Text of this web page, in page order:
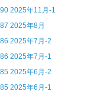
2025年11月-1
2025年8月
2025年7月-2
2025年7月-1
2025年6月-2
2025年6月-1